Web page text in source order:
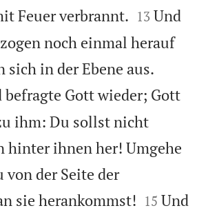
Feuer verbrannt. 

13 Und
noch einmal herauf
sich in der Ebene aus.
befragte Gott wieder; Gott
ihm: Du sollst nicht
hinter ihnen her! Umgehe
von der Seite der
sie herankommst! 

15 Und